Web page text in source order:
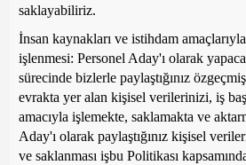
saklayabiliriz.
İnsan kaynakları ve istihdam
işlenmesi: Personel Aday'ı olarak
sürecinde bizlerle paylaştığınız
evrakta yer alan kişisel verilerinizi, iş
amacıyla işlemekte, saklamakta ve
Aday'ı olarak paylaştığınız kişisel
ve saklanması işbu Politikası